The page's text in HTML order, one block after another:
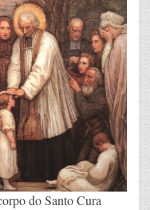
do Santo Cura